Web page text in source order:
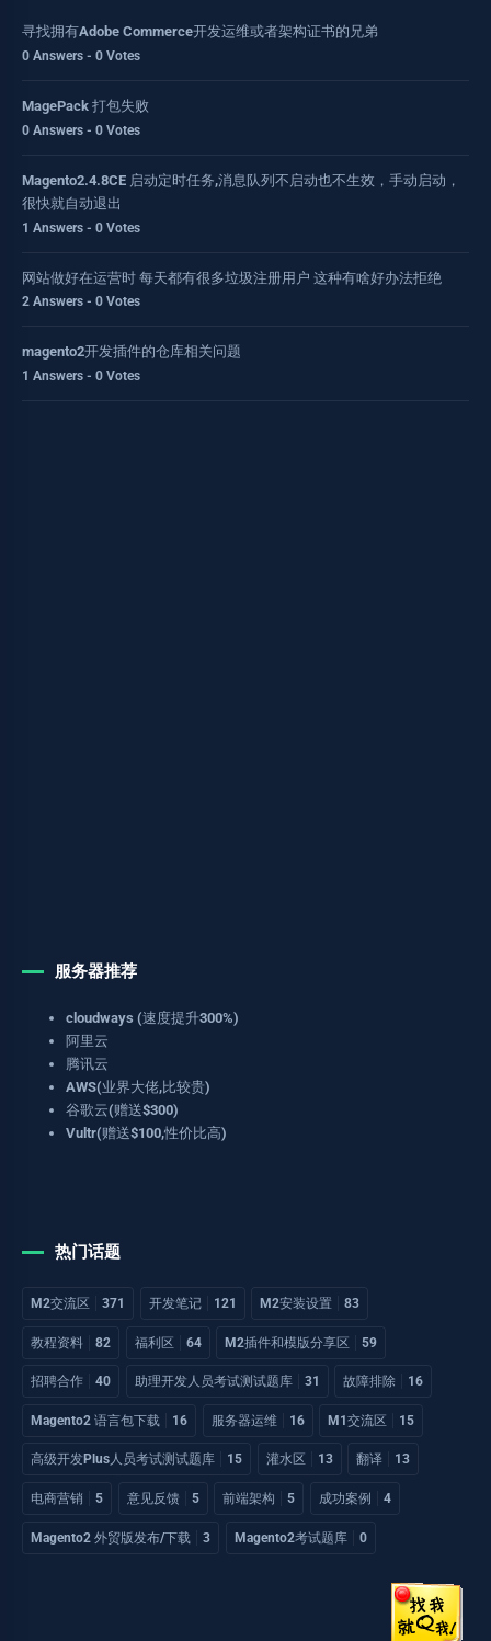
寻找拥有Adobe Commerce开发运维或者架构证书的兄弟
0 Answers - 0 Votes
MagePack 打包失败
0 Answers - 0 Votes
Magento2.4.8CE 启动定时任务,消息队列不启动也不生效，手动启动，
很快就自动退出
1 Answers - 0 Votes
网站做好在运营时 每天都有很多垃圾注册用户 这种有啥好办法拒绝
2 Answers - 0 Votes
magento2开发插件的仓库相关问题
1 Answers - 0 Votes
服务器推荐
cloudways (速度提升300%)
阿里云
腾讯云
AWS(业界大佬,比较贵)
谷歌云(赠送$300)
Vultr(赠送$100,性价比高)
热门话题
M2交流区 371 开发笔记 121 M2安装设置 83
教程资料 82 福利区 64 M2插件和模版分享区 59
招聘合作 40 助理开发人员考试测试题库 31 故障排除 16
Magento2 语言包下载 16 服务器运维 16 M1交流区 15
高级开发Plus人员考试测试题库 15 灌水区 13 翻译 13
电商营销 5 意见反馈 5 前端架构 5 成功案例 4
Magento2 外贸版发布/下载 3 Magento2考试题库 0